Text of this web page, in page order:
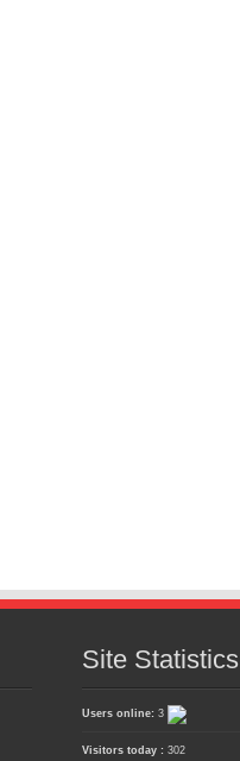
Site Statistics
Users online: 3
Visitors today : 302